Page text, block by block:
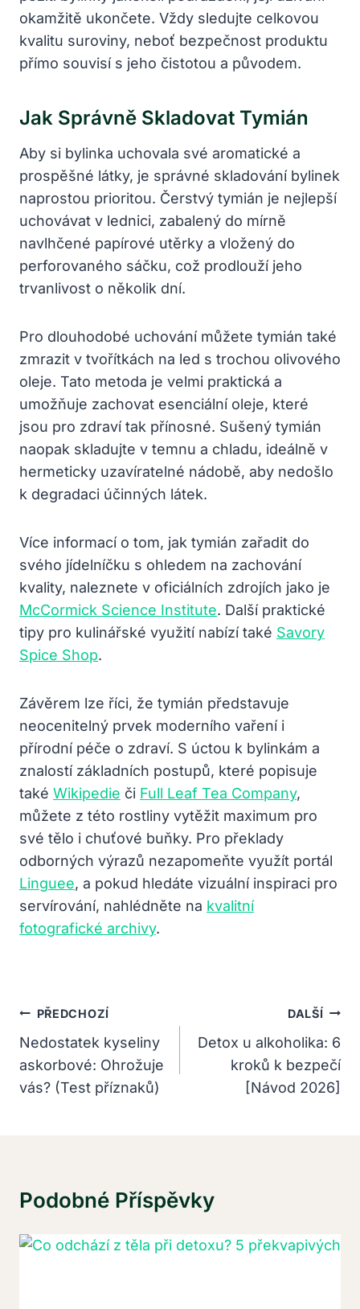
okamžitě ukončete. Vždy sledujte celkovou
kvalitu suroviny, neboť bezpečnost produktu
přímo souvisí s jeho čistotou a původem.
Jak Správně Skladovat Tymián
Aby si bylinka uchovala své aromatické a
prospěšné látky, je správné skladování bylinek
naprostou prioritou. Čerstvý tymián je nejlepší
uchovávat v lednici, zabalený do mírně
navlhčené papírové utěrky a vložený do
perforovaného sáčku, což prodlouží jeho
trvanlivost o několik dní.
Pro dlouhodobé uchování můžete tymián také
zmrazit v tvořítkách na led s trochou olivového
oleje. Tato metoda je velmi praktická a
umožňuje zachovat esenciální oleje, které
jsou pro zdraví tak přínosné. Sušený tymián
naopak skladujte v temnu a chladu, ideálně v
hermeticky uzavíratelné nádobě, aby nedošlo
k degradaci účinných látek.
Více informací o tom, jak tymián zařadit do
svého jídelníčku s ohledem na zachování
kvality, naleznete v oficiálních zdrojích jako je
McCormick Science Institute. Další praktické
tipy pro kulinářské využití nabízí také Savory
Spice Shop.
Závěrem lze říci, že tymián představuje
neocenitelný prvek moderního vaření i
přírodní péče o zdraví. S úctou k bylinkám a
znalostí základních postupů, které popisuje
také Wikipedie či Full Leaf Tea Company,
můžete z této rostliny vytěžit maximum pro
své tělo i chuťové buňky. Pro překlady
odborných výrazů nezapomeňte využít portál
Linguee, a pokud hledáte vizuální inspiraci pro
servírování, nahlédněte na kvalitní
fotografické archivy.
Navigace
Pro
Příspěvek
PŘEDCHOZÍ
Nedostatek kyseliny
askorbové: Ohrožuje
vás? (Test příznaků)
DALŠÍ
Detox u alkoholika: 6
kroků k bezpečí
[Návod 2026]
Podobné Příspěvky